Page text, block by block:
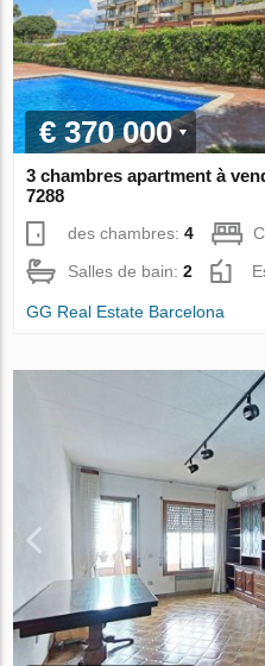
€ 370 000
3 chambres apartment à
7288
des chambres:4
Salles de bain:2
GG Real Estate Barcelona